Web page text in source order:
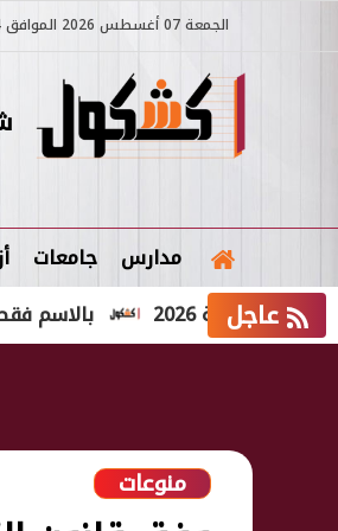
الجمعة 07 أغسطس 2026 الموافق 24 صفر 1448
مدارس جامعات
عاجل بالاسم فقط.. نتيجة 2026
منوعات